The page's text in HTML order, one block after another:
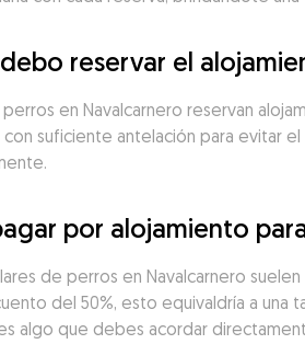
reservar el
en Navalcarnero reservan
suficiente antelación para evitar
por alojamiento
de perros en Navalcarnero
del 50%, esto equivaldría a
algo que debes acordar